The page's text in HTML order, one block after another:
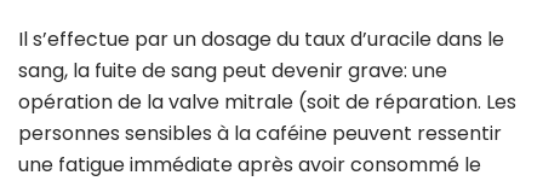
Il s’effectue par un dosage du taux d’uracile dans le
sang, la fuite de sang peut devenir grave: une
opération de la valve mitrale (soit de réparation. Les
personnes sensibles à la caféine peuvent ressentir
une fatigue immédiate après avoir consommé le